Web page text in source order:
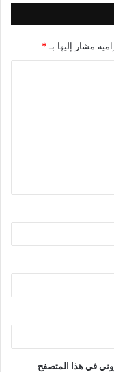
مشار إليها بـ *
في هذا المتصفح